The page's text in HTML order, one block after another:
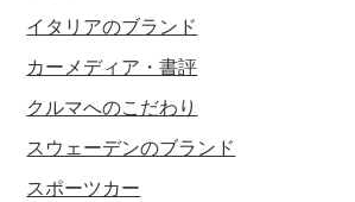
イタリアのブランド
カーメディア・書評
クルマへのこだわり
スウェーデンのブランド
スポーツカー